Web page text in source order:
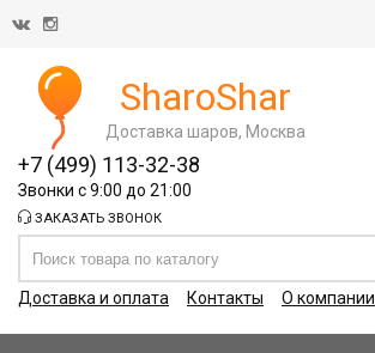
SharoShar
Доставка шаров, Москва
+7 (499) 113-32-38
Звонки с 9:00 до 21:00
ЗАКАЗАТЬ ЗВОНОК
Доставка и оплата Контакты О компании